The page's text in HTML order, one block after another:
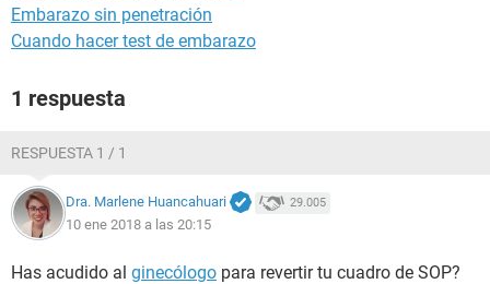
Embarazo sin penetración
Cuando hacer test de embarazo
1 respuesta
RESPUESTA 1 / 1
Dra. Marlene Huancahuari 29.005
10 ene 2018 a las 20:15
Has acudido al ginecólogo para revertir tu cuadro de SOP?